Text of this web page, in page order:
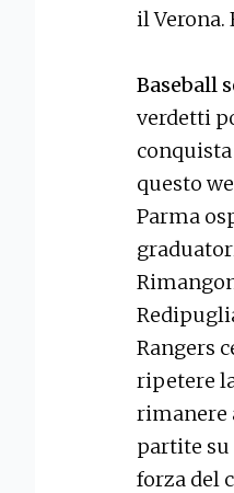
il
Baseball
verdetti
questo
Parma
Rangers
ripetere
rimanere
partite
forza del